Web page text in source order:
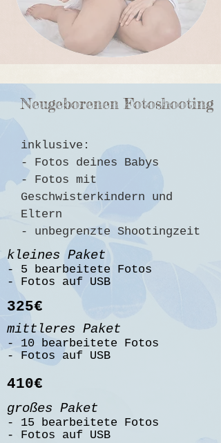
Neugeborenen Fotoshooting
inklusive:
- Fotos deines Babys
- Fotos mit
Geschwisterkindern und
Eltern
- unbegrenzte Shootingzeit
kleines Paket
- 5 bearbeitete Fotos
- Fotos auf USB
325€
mittleres Paket
- 10 bearbeitete Fotos
- Fotos auf USB
410€
großes Paket
- 15 bearbeitete Fotos
- Fotos auf USB